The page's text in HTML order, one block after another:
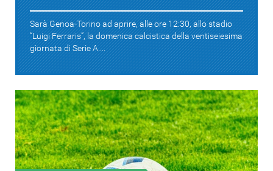
Sarà Genoa-Torino ad aprire, alle ore 12:30, allo stadio
“Luigi Ferraris”, la domenica calcistica della ventiseiesima
giornata di Serie A....